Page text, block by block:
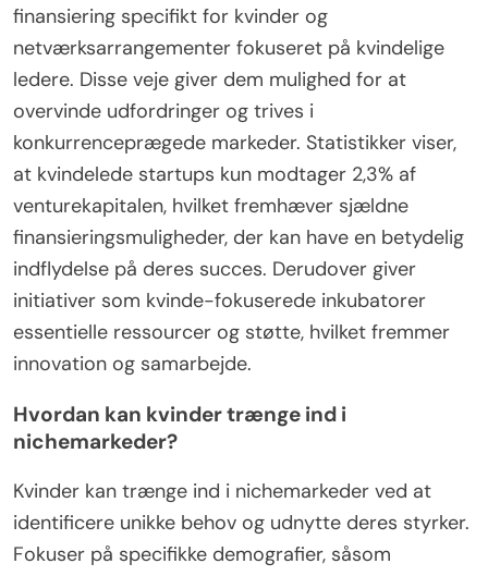
finansiering specifikt for kvinder og
netværksarrangementer fokuseret på kvindelige
ledere. Disse veje giver dem mulighed for at
overvinde udfordringer og trives i
konkurrenceprægede markeder. Statistikker viser,
at kvindelede startups kun modtager 2,3% af
venturekapitalen, hvilket fremhæver sjældne
finansieringsmuligheder, der kan have en betydelig
indflydelse på deres succes. Derudover giver
initiativer som kvinde-fokuserede inkubatorer
essentielle ressourcer og støtte, hvilket fremmer
innovation og samarbejde.
Hvordan kan kvinder trænge ind i
nichemarkeder?
Kvinder kan trænge ind i nichemarkeder ved at
identificere unikke behov og udnytte deres styrker.
Fokuser på specifikke demografier, såsom